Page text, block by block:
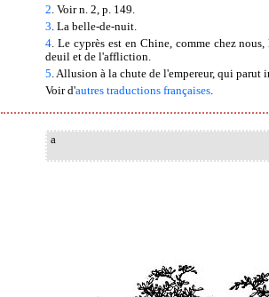
2. Voir n. 2, p. 149.
3. La belle-de-nuit.
4. Le cyprès est en Chine, comme chez
deuil et de l'affliction.
5. Allusion à la chute de l'empereur, qui parut
Voir d'autres traductions françaises.
a